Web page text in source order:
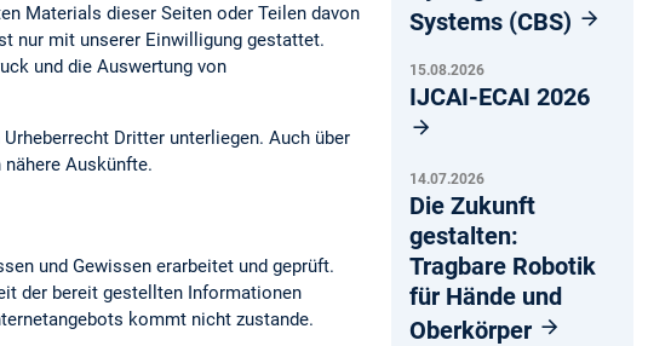
Materials dieser Seiten oder Teilen davon
nur mit unserer Einwilligung gestattet.
und die Auswertung von
Dritter unterliegen. Auch über
Auskünfte.
und Gewissen erarbeitet und geprüft.
der bereit gestellten Informationen
kommt nicht zustande.
Systems (CBS)
15.08.2026
IJCAI-ECAI 2026
14.07.2026
Die Zukunft
gestalten:
Tragbare Robotik
für Hände und
Oberkörper